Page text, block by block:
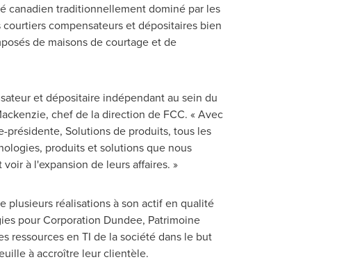
canadien traditionnellement dominé par les
compensateurs et dépositaires bien
de maisons de courtage et de
et dépositaire indépendant au sein du
, chef de la direction de FCC. « Avec
présidente, Solutions de produits, tous les
produits et solutions que nous
à l'expansion de leurs affaires. »
plusieurs réalisations à son actif en qualité
pour Corporation Dundee, Patrimoine
ressources en TI de la société dans le but
à accroître leur clientèle.